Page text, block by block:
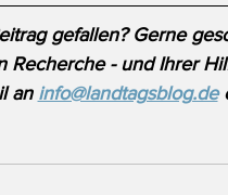
gefallen? Gerne
Recherche - und Ihrer
an info@landtagsblog.de